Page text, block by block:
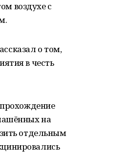
воздухе с
о том,
в честь
прохождение
на
отдельным